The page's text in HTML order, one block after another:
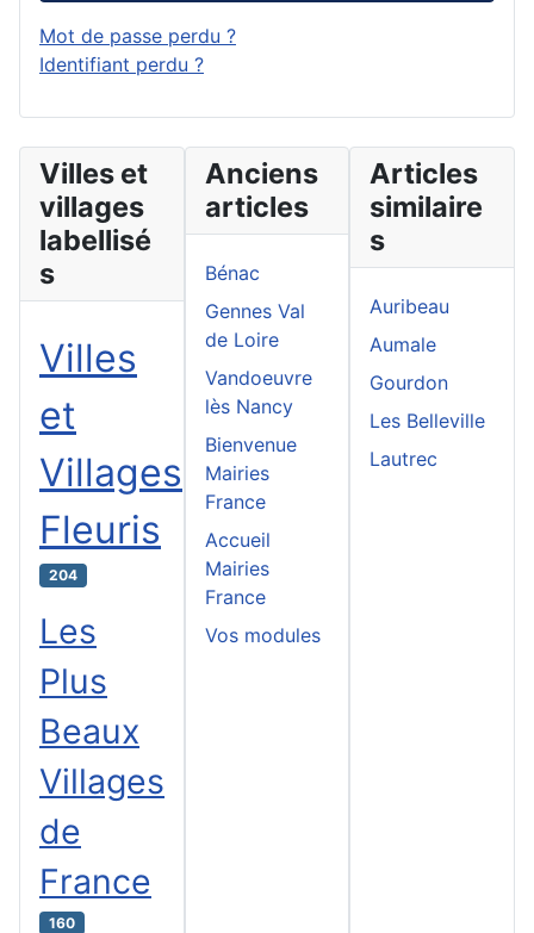
Mot de passe perdu ?
Identifiant perdu ?
Villes et
villages
labellisé
s
Villes
et
Villages
Fleuris
204
Les
Plus
Beaux
Villages
de
France
160
Anciens
articles
Bénac
Gennes Val
de Loire
Vandoeuvre
lès Nancy
Bienvenue
Mairies
France
Accueil
Mairies
France
Vos modules
Articles
similaire
s
Auribeau
Aumale
Gourdon
Les Belleville
Lautrec